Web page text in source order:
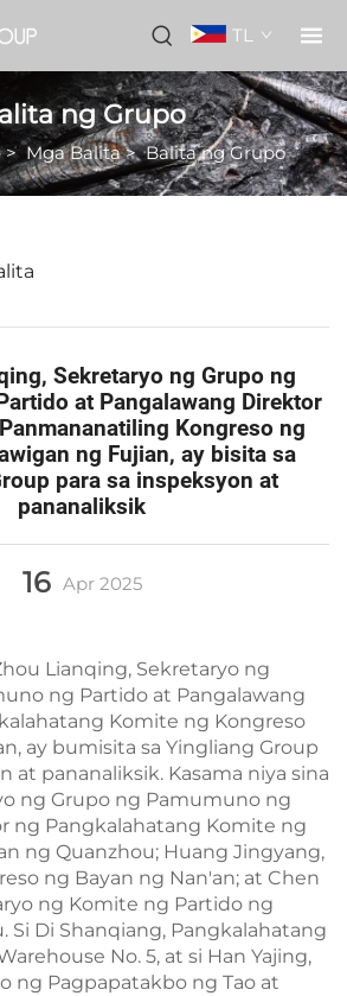
TL
ng Grupo
>Mga Balita>Balita ng Grupo
Sekretaryo ng Grupo ng
at Pangalawang Direktor
Kongreso ng
ng Fujian, ay bisita sa
para sa inspeksyon at
pananaliksik
16 Apr 2025
Lianqing, Sekretaryo ng
ng Partido at Pangalawang
Komite ng Kongreso
ay bumisita sa Yingliang Group
at pananaliksik. Kasama niya sina
ng Grupo ng Pamumuno ng
ng Pangkalahatang Komite ng
ng Quanzhou; Huang Jingyang,
ng Bayan ng Nan'an; at Chen
ng Komite ng Partido ng
Si Di Shanqiang, Pangkalahatang
No. 5, at si Han Yajing,
ng Pagpapatakbo ng Tao at